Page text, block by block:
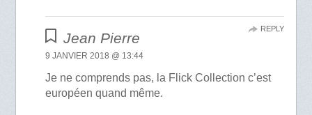
Jean Pierre
9 JANVIER 2018 @ 13:44
Je ne comprends pas, la Flick Collection c’est
européen quand même.
REPLY